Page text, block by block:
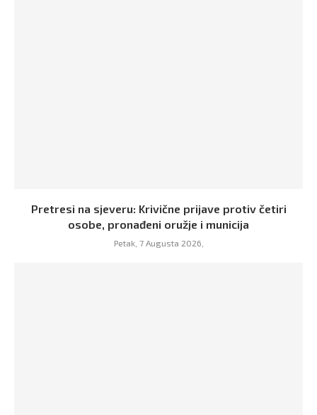
Pretresi na sjeveru: Krivične prijave protiv četiri
osobe, pronađeni oružje i municija
Petak, 7 Augusta 2026,